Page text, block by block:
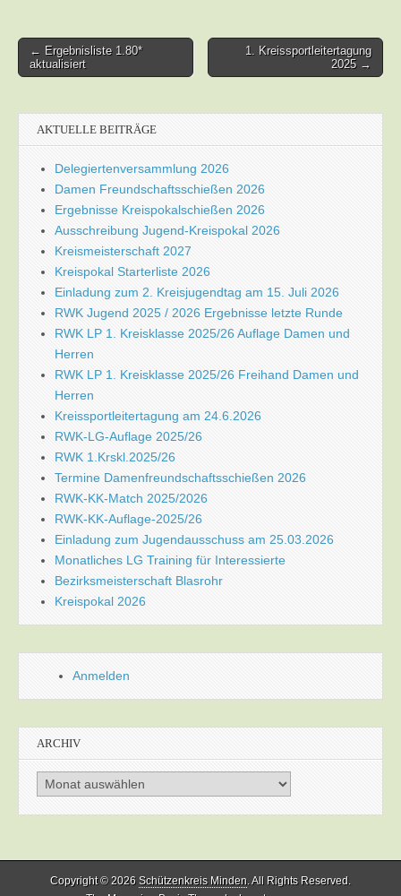
Post
navigation
← Ergebnisliste 1.80*
aktualisiert
1. Kreissportleitertagung
2025 →
AKTUELLE BEITRÄGE
Delegiertenversammlung 2026
Damen Freundschaftsschießen 2026
Ergebnisse Kreispokalschießen 2026
Ausschreibung Jugend-Kreispokal 2026
Kreismeisterschaft 2027
Kreispokal Starterliste 2026
Einladung zum 2. Kreisjugendtag am 15. Juli 2026
RWK Jugend 2025 / 2026 Ergebnisse letzte Runde
RWK LP 1. Kreisklasse 2025/26 Auflage Damen und
Herren
RWK LP 1. Kreisklasse 2025/26 Freihand Damen und
Herren
Kreissportleitertagung am 24.6.2026
RWK-LG-Auflage 2025/26
RWK 1.Krskl.2025/26
Termine Damenfreundschaftsschießen 2026
RWK-KK-Match 2025/2026
RWK-KK-Auflage-2025/26
Einladung zum Jugendausschuss am 25.03.2026
Monatliches LG Training für Interessierte
Bezirksmeisterschaft Blasrohr
Kreispokal 2026
Anmelden
ARCHIV
Archiv
Copyright © 2026 Schützenkreis Minden. All Rights Reserved.